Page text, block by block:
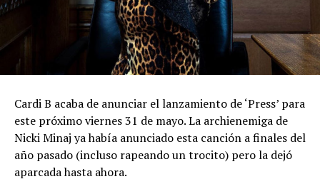
Cardi B acaba de anunciar el lanzamiento de ‘Press’ para
este próximo viernes 31 de mayo. La archienemiga de
Nicki Minaj ya había anunciado esta canción a finales del
año pasado (incluso rapeando un trocito) pero la dejó
aparcada hasta ahora.